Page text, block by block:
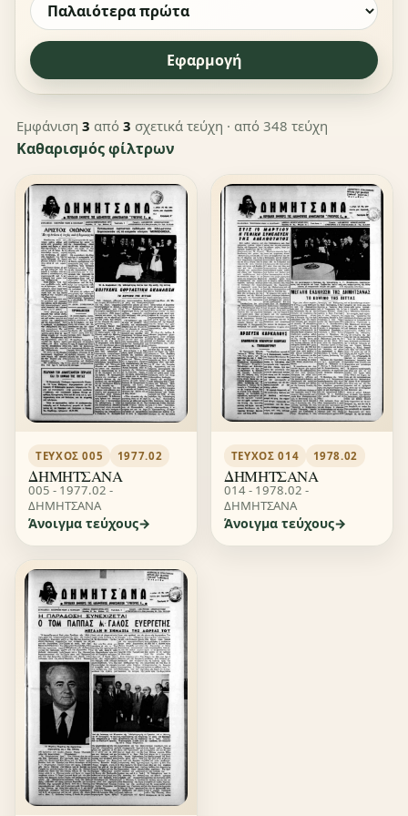
Εφαρμογή
Εμφάνιση 3 από 3 σχετικά τεύχη · από 348 τεύχη
Καθαρισμός φίλτρων
ΤΕΎΧΟΣ 005 1977.02
ΔΗΜΗΤΣΑΝΑ
005 - 1977.02 -
ΔΗΜΗΤΣΑΝΑ
Άνοιγμα τεύχους
ΤΕΎΧΟΣ 014 1978.02
ΔΗΜΗΤΣΑΝΑ
014 - 1978.02 -
ΔΗΜΗΤΣΑΝΑ
Άνοιγμα τεύχους